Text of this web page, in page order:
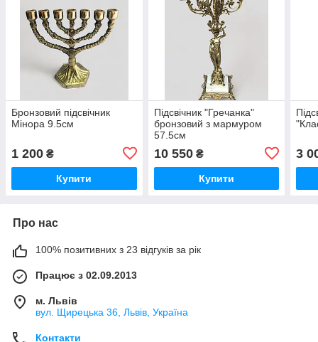
Бронзовий підсвічник
Мінора 9.5см
1 200 ₴
Купити
Підсвічник "Гречанка"
бронзовий з мармуром
57.5см
10 550₴
Купити
3
Про нас
100% позитивних з 23 відгуків за рік
Працює з 02.09.2013
м. Львів
вул. Щирецька 36, Львів, Україна
Контакти